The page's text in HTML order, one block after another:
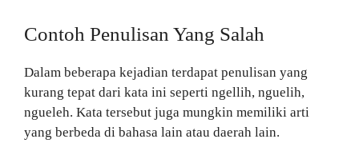
Contoh Penulisan Yang Salah
Dalam beberapa kejadian terdapat penulisan yang
kurang tepat dari kata ini seperti ngellih, nguelih,
ngueleh. Kata tersebut juga mungkin memiliki arti
yang berbeda di bahasa lain atau daerah lain.